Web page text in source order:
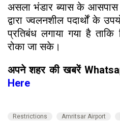
असला भंडार ब्यास के आसपास
द्वारा ज्वलनशील पदार्थों के
प्रतिबंध लगाया गया है
रोका जा सके।
अपने शहर की खबरें
Here
Restrictions Amritsar Airport